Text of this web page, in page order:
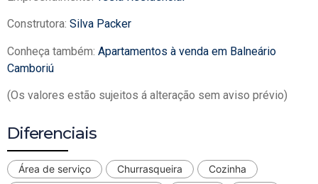
Construtora: Silva Packer
Conheça também: Apartamentos à venda em Balneário
Camboriú
(Os valores estão sujeitos á alteração sem aviso prévio)
Diferenciais
Área de serviço Churrasqueira
Cozinha